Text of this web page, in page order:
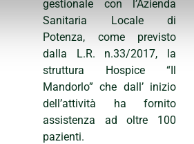
gestionale con l’Azienda
Sanitaria Locale di
Potenza, come previsto
dalla L.R. n.33/2017, la
struttura Hospice “Il
Mandorlo” che dall’ inizio
dell’attività ha fornito
assistenza ad oltre 100
pazienti.